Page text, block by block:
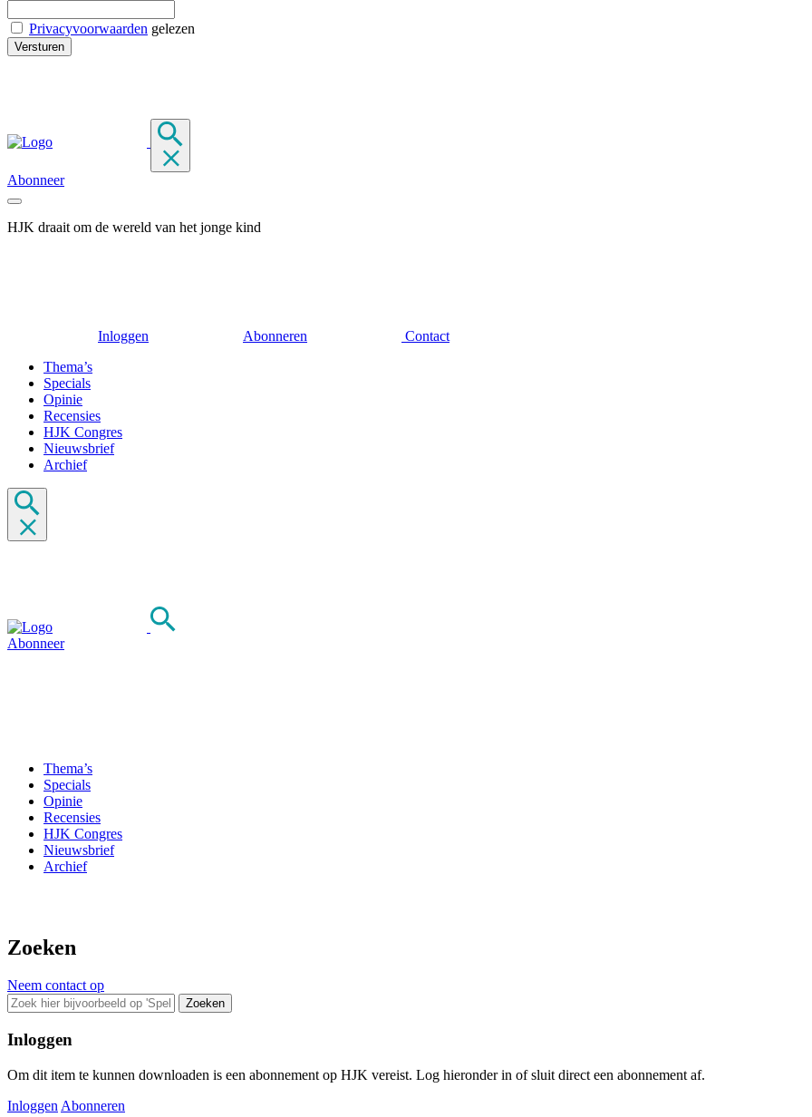
Privacyvoorwaarden gelezen
Abonneer
HJK draait om de wereld van het jonge kind
Inloggen Abonneren
Contact
Thema’s
Specials
Opinie
Recensies
HJK Congres
Nieuwsbrief
Archief
Abonneer
Thema’s
Specials
Opinie
Recensies
HJK Congres
Nieuwsbrief
Archief
Zoeken
Neem contact op
Zoeken
Inloggen
Om dit item te kunnen downloaden is een abonnement op HJK vereist. Log hieronder in of sluit direct een abonnement af.
Inloggen Abonneren